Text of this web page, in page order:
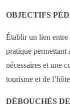
OBJECTIFS
Établir un lien
pratique permettant
nécessaires et une
tourisme et de
DÉBOUCHÉS